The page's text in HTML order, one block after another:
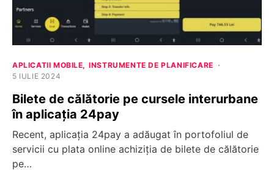
APLICATII MOBILE
INSTRUMENTE DE PLANIFICARE
5 IULIE 2024
Bilete de călătorie pe cursele interurbane
în aplicația 24pay
Recent, aplicația 24pay a adăugat în portofoliul de
servicii cu plata online achiziția de bilete de călătorie
pe…